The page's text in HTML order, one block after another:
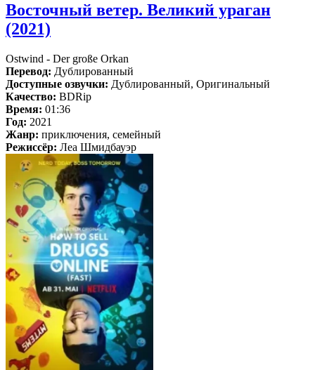
Восточный ветер. Великий ураган
(2021)
Ostwind - Der große Orkan
Перевод: Дублированный
Доступные озвучки: Дублированный, Оригинальный
Качество: BDRip
Время: 01:36
Год: 2021
Жанр: приключения, семейный
Режиссёр: Леа Шмидбауэр